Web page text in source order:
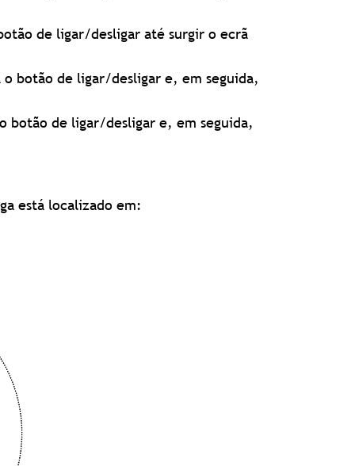
de ligar/desligar até surgir o ecrã
botão de ligar/desligar e, em seguida,
botão de ligar/desligar e, em seguida,
está localizado em: